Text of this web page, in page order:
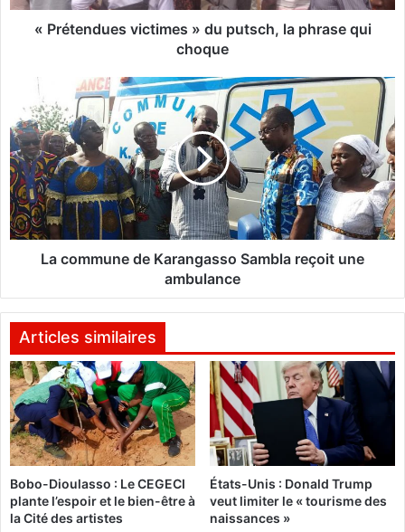
d
c
t
i
m
e
s
p
s
c
h
,
l
a
p
h
r
« Prétendues victimes » du putsch, la phrase qui
choque
c
o
m
m
u
n
e
K
a
a
n
g
a
s
s
o
S
a
m
La commune de Karangasso Sambla reçoit une
ambulance
Articles similaires
Bobo-Dioulasso : Le CEGECI
plante l’espoir et le bien-être à
la Cité des artistes
États-Unis : Donald Trump
veut limiter le « tourisme des
naissances »